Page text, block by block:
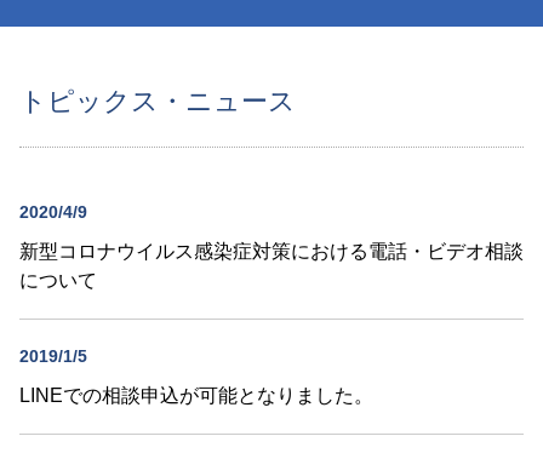
トピックス・ニュース
2020/4/9
新型コロナウイルス感染症対策における電話・ビデオ相談
について
2019/1/5
LINEでの相談申込が可能となりました。